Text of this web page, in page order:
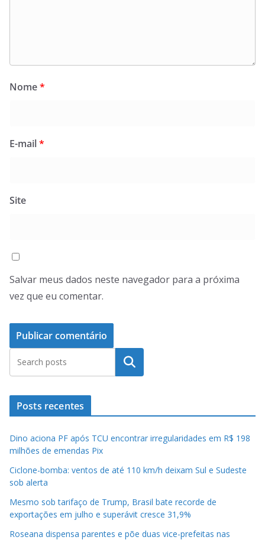
Nome*
E-mail*
Site
Salvar meus dados neste navegador para a próxima
vez que eu comentar.
Pesquisar
Posts recentes
Dino aciona PF após TCU encontrar irregularidades em R$ 198
milhões de emendas Pix
Ciclone-bomba: ventos de até 110 km/h deixam Sul e Sudeste
sob alerta
Mesmo sob tarifaço de Trump, Brasil bate recorde de
exportações em julho e superávit cresce 31,9%
Roseana dispensa parentes e põe duas vice-prefeitas nas